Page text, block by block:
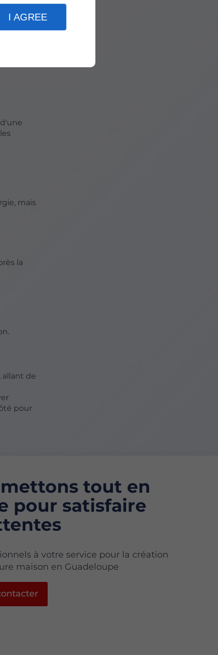
I AGREE
inclut :
mais
la
allant de
pour
tout en
pour satisfaire
à votre service pour la création
maison en Guadeloupe